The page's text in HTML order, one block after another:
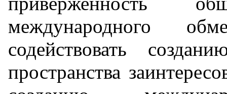
международного
содействовать
пространства